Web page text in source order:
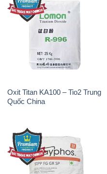
Oxit Titan KA100 – Tio2 Trung
Quốc China